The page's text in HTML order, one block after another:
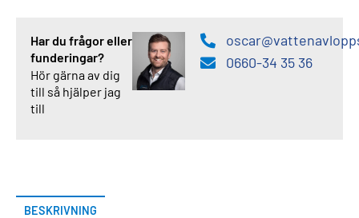
Har du frågor eller
funderingar?
Hör gärna av dig
till så hjälper jag
till
0660-34 35 36
BESKRIVNING